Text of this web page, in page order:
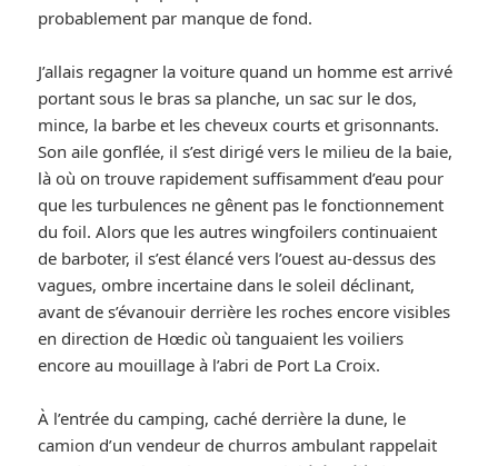
probablement par manque de fond.
J’allais regagner la voiture quand un homme est arrivé
portant sous le bras sa planche, un sac sur le dos,
mince, la barbe et les cheveux courts et grisonnants.
Son aile gonflée, il s’est dirigé vers le milieu de la baie,
là où on trouve rapidement suffisamment d’eau pour
que les turbulences ne gênent pas le fonctionnement
du foil. Alors que les autres wingfoilers continuaient
de barboter, il s’est élancé vers l’ouest au-dessus des
vagues, ombre incertaine dans le soleil déclinant,
avant de s’évanouir derrière les roches encore visibles
en direction de Hœdic où tanguaient les voiliers
encore au mouillage à l’abri de Port La Croix.
À l’entrée du camping, caché derrière la dune, le
camion d’un vendeur de churros ambulant rappelait